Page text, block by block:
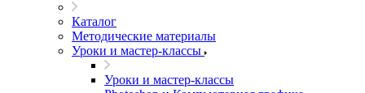
Каталог
Методические материалы
Уроки и мастер-классы
Уроки и мастер-классы